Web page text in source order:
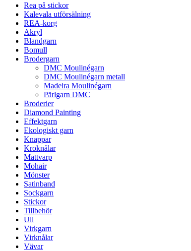
Rea på stickor
Kalevala utförsälning
REA-korg
Akryl
Blandgarn
Bomull
Brodergarn
DMC Moulinégarn
DMC Moulinégarn metall
Madeira Moulinégarn
Pärlgarn DMC
Broderier
Diamond Painting
Effektgarn
Ekologiskt garn
Knappar
Kroknålar
Mattvarp
Mohair
Mönster
Satinband
Sockgarn
Stickor
Tillbehör
Ull
Virkgarn
Virknålar
Vävar